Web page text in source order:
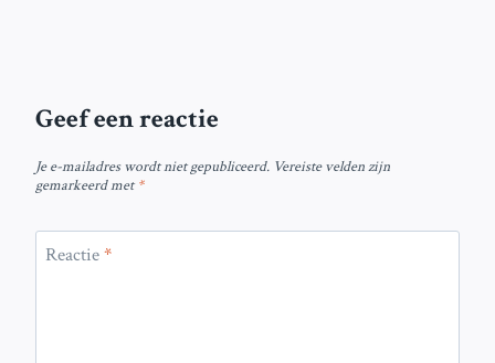
Geef een reactie
Je e-mailadres wordt niet gepubliceerd. Vereiste velden zijn
gemarkeerd met*
Reactie*